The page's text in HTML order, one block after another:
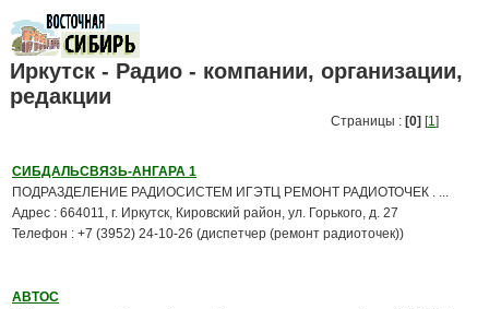
Иркутск - Радио - компании, организации,
редакции
Страницы : [0] [1]
СИБДАЛЬСВЯЗЬ-АНГАРА 1
ПОДРАЗДЕЛЕНИЕ РАДИОСИСТЕМ ИГЭТЦ РЕМОНТ РАДИОТОЧЕК . ...
Адрес : 664011, г. Иркутск, Кировский район, ул. Горького, д. 27
Телефон : +7 (3952) 24-10-26 (диспетчер (ремонт радиоточек))
АВТОС